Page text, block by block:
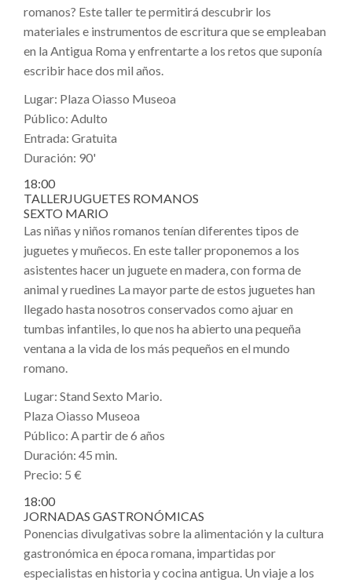
romanos? Este taller te permitirá descubrir los
materiales e instrumentos de escritura que se empleaban
en la Antigua Roma y enfrentarte a los retos que suponía
escribir hace dos mil años.
Lugar: Plaza Oiasso Museoa
Público: Adulto
Entrada: Gratuita
Duración: 90'
18:00
TALLERJUGUETES ROMANOS
SEXTO MARIO
Las niñas y niños romanos tenían diferentes tipos de
juguetes y muñecos. En este taller proponemos a los
asistentes hacer un juguete en madera, con forma de
animal y ruedines La mayor parte de estos juguetes han
llegado hasta nosotros conservados como ajuar en
tumbas infantiles, lo que nos ha abierto una pequeña
ventana a la vida de los más pequeños en el mundo
romano.
Lugar: Stand Sexto Mario.
Plaza Oiasso Museoa
Público: A partir de 6 años
Duración: 45 min.
Precio: 5 €
18:00
JORNADAS GASTRONÓMICAS
Ponencias divulgativas sobre la alimentación y la cultura
gastronómica en época romana, impartidas por
especialistas en historia y cocina antigua. Un viaje a los